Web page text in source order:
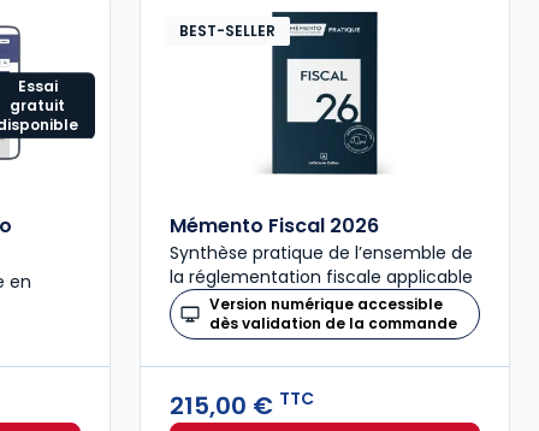
Essai
gratuit
en
BEST-SELLER
Mémento Fiscal 2026
Synthèse pratique de l’ensemble de
la réglementation fiscale applicable
Version numérique accessible
dès validation de la commande
215,00 € TTC